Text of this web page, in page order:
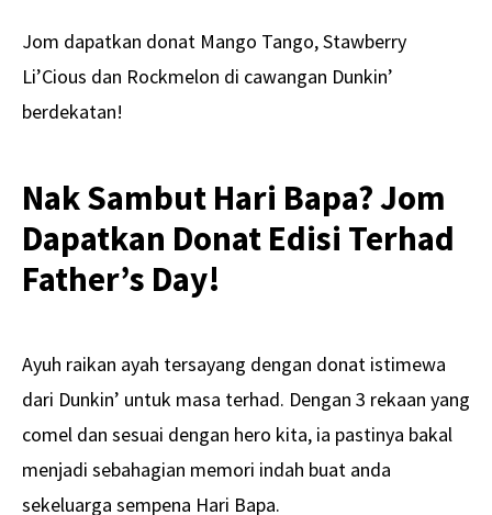
Jom dapatkan donat Mango Tango, Stawberry
Li’Cious dan Rockmelon di cawangan Dunkin’
berdekatan!
Nak Sambut Hari Bapa? Jom
Dapatkan Donat Edisi Terhad
Father’s Day!
Ayuh raikan ayah tersayang dengan donat istimewa
dari Dunkin’ untuk masa terhad. Dengan 3 rekaan yang
comel dan sesuai dengan hero kita, ia pastinya bakal
menjadi sebahagian memori indah buat anda
sekeluarga sempena Hari Bapa.